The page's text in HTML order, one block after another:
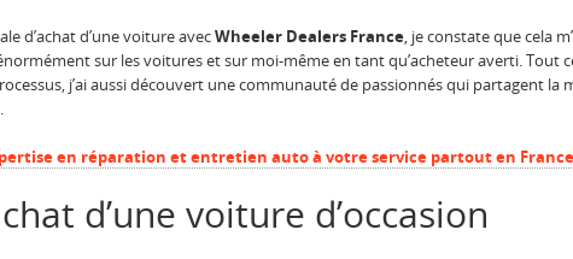
d’achat d’une voiture avecWheeler Dealers France, je constate que cela
sur les voitures et sur moi-même en tant qu’acheteur averti. Tout
j’ai aussi découvert une communauté de passionnés qui partagent la
en réparation et entretien auto à votre service partout en France
d’une voiture d’occasion